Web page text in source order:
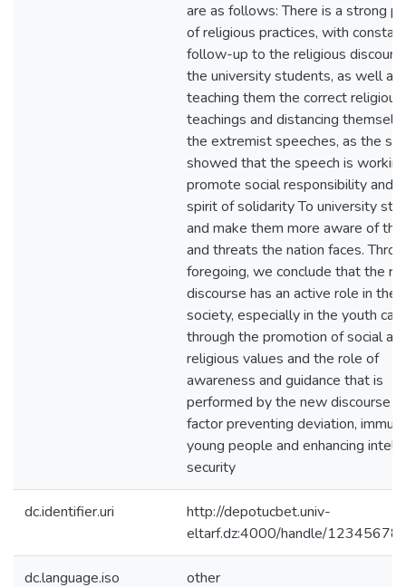
are as follows: There is a strong
of religious practices, with constant
follow-up to the religious
the university students, as well as
teaching them the correct religious
teachings and distancing
the extremist speeches, as the
showed that the speech is
promote social responsibility and
spirit of solidarity To university
and make them more aware of
and threats the nation faces.
foregoing, we conclude that the
discourse has an active role in the
society, especially in the youth
through the promotion of social
religious values and the role of
awareness and guidance that is
performed by the new discourse
factor preventing deviation,
young people and enhancing
security
dc.identifier.uri
http://depotucbet.univ-
eltarf.dz:4000/handle/
dc.language.iso other